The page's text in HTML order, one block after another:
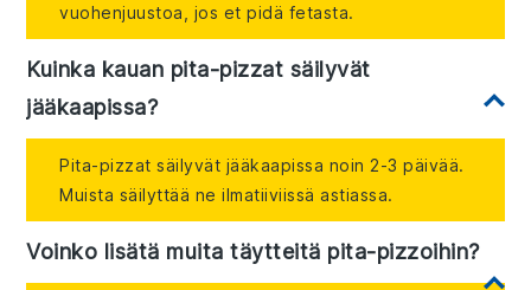
vuohenjuustoa, jos et pidä fetasta.
Kuinka kauan pita-pizzat säilyvät
jääkaapissa?
Pita-pizzat säilyvät jääkaapissa noin 2-3 päivää.
Muista säilyttää ne ilmatiiviissä astiassa.
Voinko lisätä muita täytteitä pita-pizzoihin?